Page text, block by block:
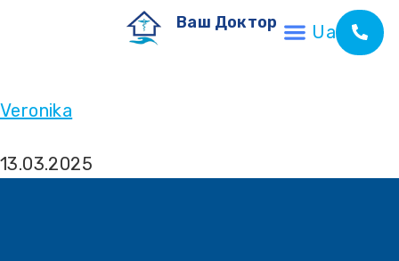
Ваш Доктор Ua
Veronika
13.03.2025